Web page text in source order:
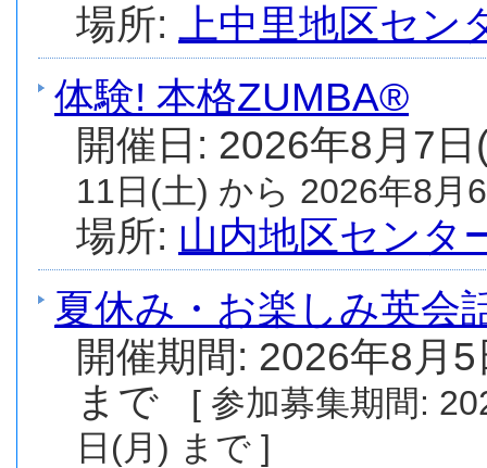
場所:
上中里地区セン
体験! 本格ZUMBA®
開催日: 2026年8月7
11日(土) から 2026年8月
場所: 山内地区センタ
夏休み・お楽しみ英会
開催期間: 2026年8月
まで
[ 参加募集期間:
日(月) まで ]